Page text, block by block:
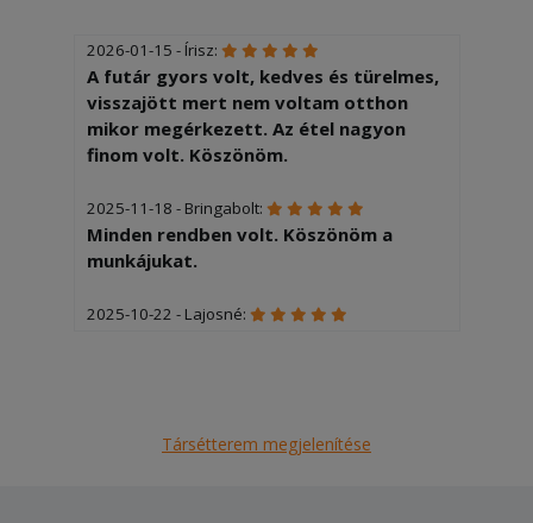
2026-01-15 - Írisz:
A futár gyors volt, kedves és türelmes,
visszajött mert nem voltam otthon
mikor megérkezett. Az étel nagyon
finom volt. Köszönöm.
2025-11-18 - Bringabolt:
Minden rendben volt. Köszönöm a
munkájukat.
2025-10-22 - Lajosné:
2025-07-30 - Edit:Társétterem megjelenítése